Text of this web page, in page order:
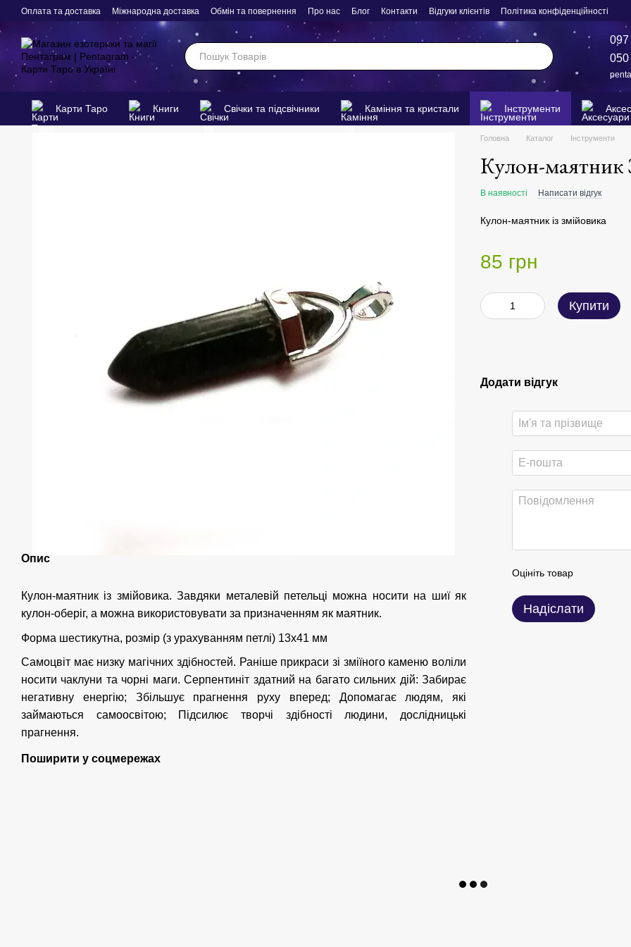
Перейти до основного контенту
Оплата та доставка Міжнародна доставка Обмін та повернення Про нас Блог Контакти Відгуки клієнтів Політика конфіденційності
097
050
Карти Таро Книги Свічки та підсвічники Каміння та кристали Інструменти
Опис
Кулон-маятник із змійовика. Завдяки металевій петельці можна носити на шиї як
кулон-оберіг, а можна використовувати за призначенням як маятник.
Форма шестикутна, розмір (з урахуванням петлі) 13х41 мм
Самоцвіт має низку магічних здібностей. Раніше прикраси зі зміїного каменю воліли
носити чаклуни та чорні маги. Серпентиніт здатний на багато сильних дій: Забирає
негативну енергію; Збільшує прагнення руху вперед; Допомагає людям, які
займаються самоосвітою; Підсилює творчі здібності людини, дослідницькі
прагнення.
Поширити у соцмережах
Головна Каталог Інструменти
Кулон-маятник
В наявності Написати відгук
Кулон-маятник із змійовика
85 грн
Купити
Додати відгук
Оцініть товар
Надіслати